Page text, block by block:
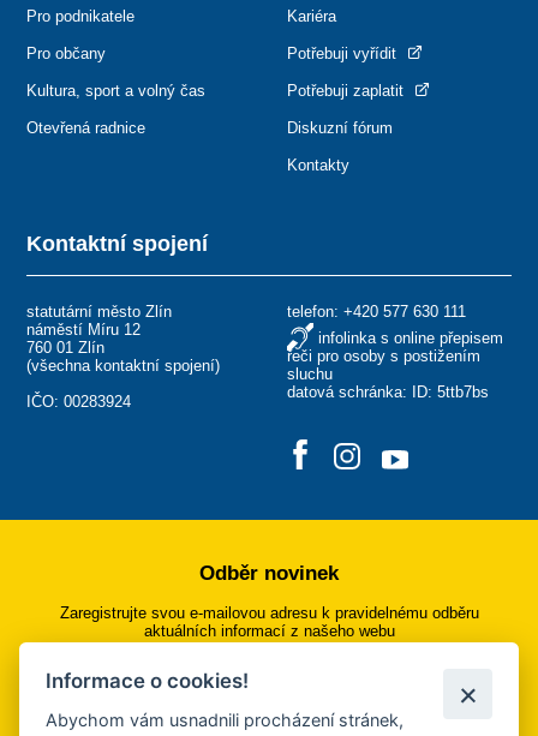
Kontaktní spojení
statutární město Zlín
náměstí Míru 12
760 01 Zlín
(všechna kontaktní spojení)
IČO: 00283924
telefon: +420 577 630 111
infolinka s online přepisem
řeči pro osoby s postižením
sluchu
datová schránka: ID: 5ttb7bs
Pro podnikatele
Pro občany
Kultura, sport a volný čas
Otevřená radnice
Kariéra
Potřebuji vyřídit
Potřebuji zaplatit
Diskuzní fórum
Kontakty
Odběr novinek
Zaregistrujte svou e-mailovou adresu k pravidelnému odběru
aktuálních informací z našeho webu
Přihlásit se k odběru
Informace o cookies!
Abychom vám usnadnili procházení stránek,